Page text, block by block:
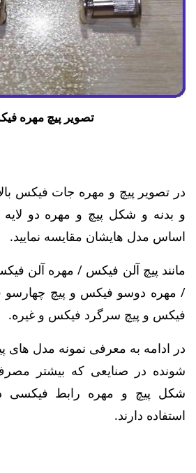
تصویر پیچ مهره
در تصویر پیچ و مهره جات فیکس
و بدنه و شکل پیچ و مهره دو
اساس مدل هایشان مقایسه نمایید.
مانند پیچ آلن فیکس / مهره آلن
/ مهره دوسو فیکس و پیچ چهارسو
فیکس و پیچ سرگرد فیکس و غیره.
در ادامه به معرفی نمونه مدل های
شونده در صنایعی که بیشتر
شکل پیچ و مهره رابط فیکسی
استفاده دارند.